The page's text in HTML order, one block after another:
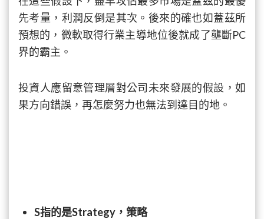
先考量，利潤反倒是其次。後來的確也如蓋茲所
預想的，微軟取得行業主導地位後就成了壟斷PC
界的霸主。
投資人應留意管理層對公司未來發展的假設，如
果方向錯誤，再怎麼努力也無法到達目的地。
S指的是Strategy，策略